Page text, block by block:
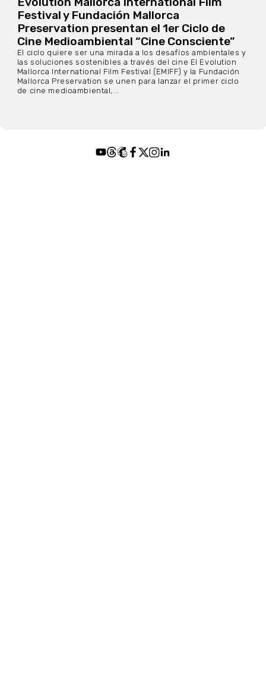
Festival y Fundación Mallorca
Preservation presentan el 1er Ciclo de
Cine Medioambiental “Cine Consciente”
El ciclo quiere ser una mirada a los desafíos ambientales y
las soluciones sostenibles a través del cine El Evolution
Mallorca International Film Festival (EMIFF) y la Fundación
Mallorca Preservation se unen para lanzar el primer ciclo
de cine medioambiental,...